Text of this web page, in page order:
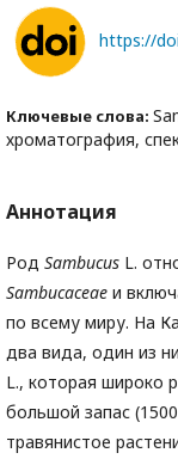
https://
Ключевые слова:
хроматография,
Аннотация
Род Sambucus L.
Sambucaceae и
по всему миру. На
два вида, один из
L., которая широко
большой запас
травянистое